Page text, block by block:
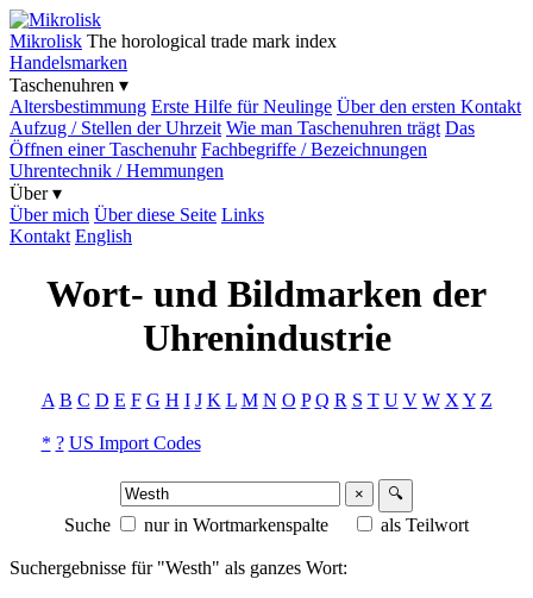
Mikrolisk The horological trade mark index
Handelsmarken
Taschenuhren ▾
Altersbestimmung Erste Hilfe für Neulinge Über den ersten Kontakt
Aufzug / Stellen der Uhrzeit Wie man Taschenuhren trägt Das
Öffnen einer Taschenuhr Fachbegriffe / Bezeichnungen
Uhrentechnik / Hemmungen
Über ▾
Über mich Über diese Seite Links
Kontakt English
Wort- und Bildmarken der
Uhrenindustrie
A B C D E F G H I J K L M N O P Q R S T U V W X Y Z
* ? US Import Codes
× 🔍
Suche nur in Wortmarkenspalte als Teilwort
Suchergebnisse für "Westh" als ganzes Wort: